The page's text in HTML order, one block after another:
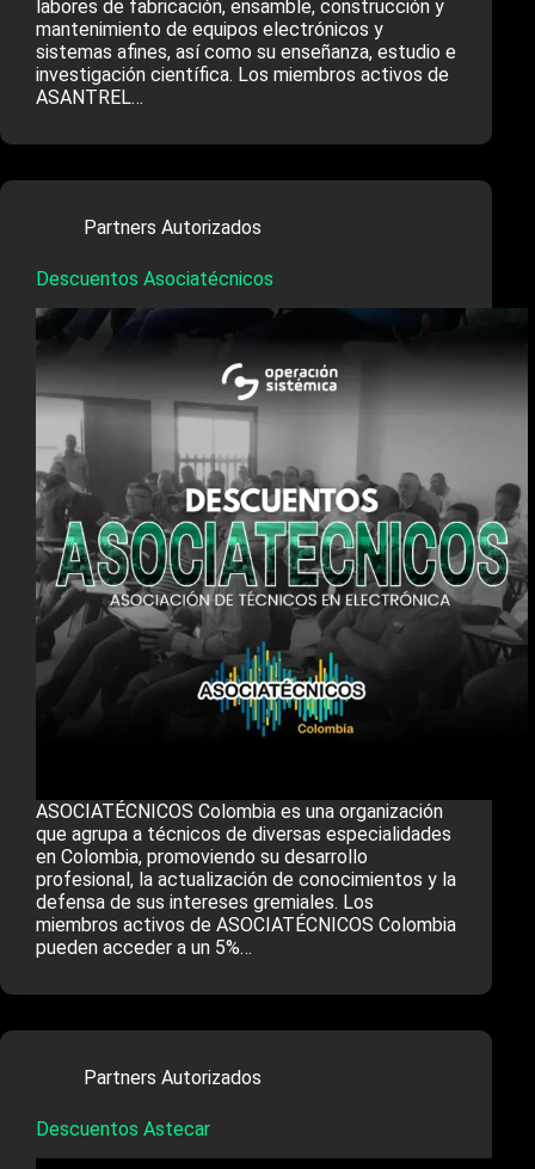
labores de fabricación, ensamble, construcción y
mantenimiento de equipos electrónicos y
sistemas afines, así como su enseñanza, estudio e
investigación científica. Los miembros activos de
ASANTREL…
Partners Autorizados
Descuentos Asociatécnicos
ASOCIATÉCNICOS Colombia es una organización
que agrupa a técnicos de diversas especialidades
en Colombia, promoviendo su desarrollo
profesional, la actualización de conocimientos y la
defensa de sus intereses gremiales. Los
miembros activos de ASOCIATÉCNICOS Colombia
pueden acceder a un 5%…
Partners Autorizados
Descuentos Astecar